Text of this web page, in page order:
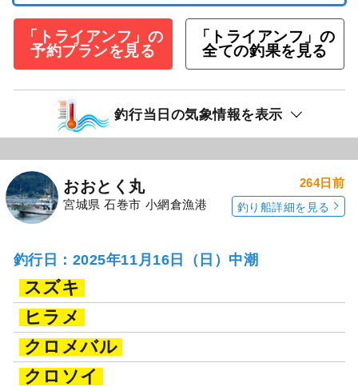
「トライアンフ」の
予約プランを見る
「トライアンフ」の
全ての釣果を見る
釣行当日の気象情報を表示
おおとく丸
宮城県 石巻市 小網倉漁港
264日前
釣り船詳細を見る
釣行日：2025年11月16日（日）中潮
スズキ
ヒラメ
クロメバル
クロソイ